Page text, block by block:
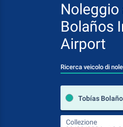
Noleggio
Bolaños
Airport
Ricerca veicolo di
Collezione